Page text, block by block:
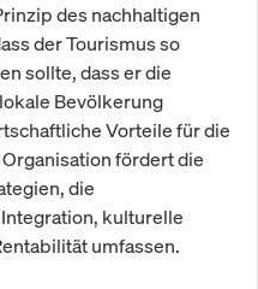
des nachhaltigen
der Tourismus so
sollte, dass er die
Bevölkerung
Vorteile für die
fördert die
die
kulturelle
umfassen.